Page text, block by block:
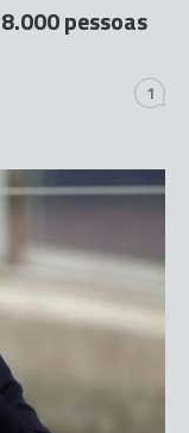
pessoas
1